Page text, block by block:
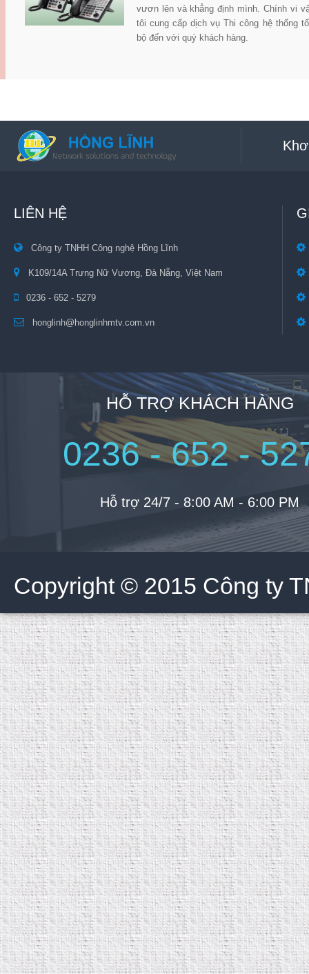
vươn lên và khẳng định mình. Chính vi
tôi cung cấp dịch vụ Thi công hệ thống
bộ đến với quý khách hàng.
LIÊN HỆ
Công ty TNHH Công nghệ Hồng Lĩnh
K109/14A Trưng Nữ Vương, Đà Nẵng, Việt Nam
0236 - 652 - 5279
honglinh@honglinhmtv.com.vn
HỖ TRỢ KHÁCH HÀNG
0236 - 652 -
Hỗ trợ 24/7 - 8:00 AM - 6:00 PM
Copyright © 2015 Công ty